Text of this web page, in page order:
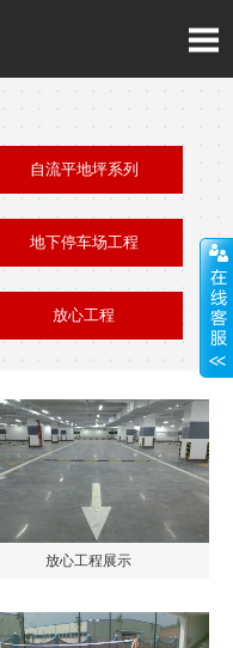
自流平地坪系列
地下停车场工程
放心工程
放心工程展示